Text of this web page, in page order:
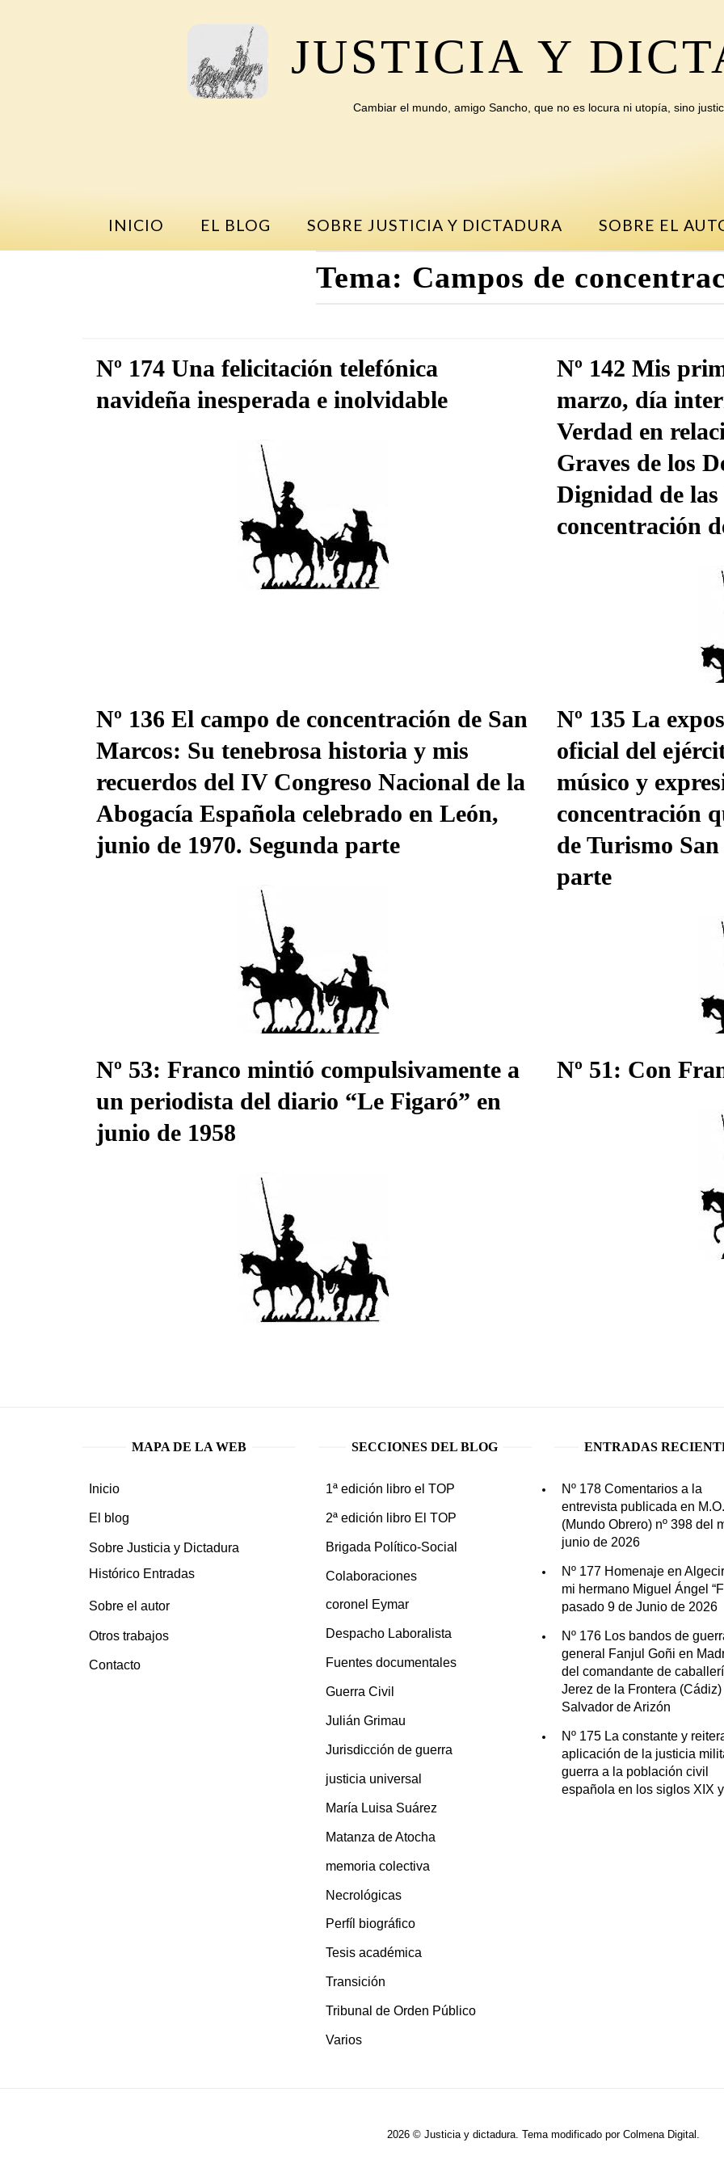
JUSTICIA Y
Cambiar el mundo, amigo Sancho, que no es locura ni utopía, sino
INICIO EL BLOG SOBRE JUSTICIA Y DICTADURA SOBRE EL
Tema: Campos de
Nº 174 Una felicitación telefónica
navideña inesperada e inolvidable
Nº 142 Mis
marzo, día
Verdad en
Graves de los
Dignidad de
concentración
Nº 136 El campo de concentración de San
Marcos: Su tenebrosa historia y mis
recuerdos del IV Congreso Nacional de la
Abogacía Española celebrado en León,
junio de 1970. Segunda parte
Nº 135 La
oficial del
músico y
concentración
de Turismo
parte
Nº 53: Franco mintió compulsivamente a
un periodista del diario “Le Figaró” en
junio de 1958
Nº 51: Con
MAPA DE LA WEB
Inicio
El blog
Sobre Justicia y Dictadura
Histórico Entradas
Sobre el autor
Otros trabajos
Contacto
SECCIONES DEL BLOG
1ª edición libro el TOP
2ª edición libro El TOP
Brigada Político-Social
Colaboraciones
coronel Eymar
Despacho Laboralista
Fuentes documentales
Guerra Civil
Julián Grimau
Jurisdicción de guerra
justicia universal
María Luisa Suárez
Matanza de Atocha
memoria colectiva
Necrológicas
Perfíl biográfico
Tesis académica
Transición
Tribunal de Orden Público
Varios
ENTRADAS
Nº 178 Comentarios a la
entrevista publicada en M.O.
(Mundo Obrero) nº 398 del
junio de 2026
Nº 177 Homenaje en
mi hermano Miguel Ángel
pasado 9 de Junio de 2026
Nº 176 Los bandos de
general Fanjul Goñi en
del comandante de
Jerez de la Frontera (Cádiz)
Salvador de Arizón
Nº 175 La constante y
aplicación de la justicia
guerra a la población civil
española en los siglos XIX
2026 © Justicia y dictadura. Tema modificado por Colmena Digital